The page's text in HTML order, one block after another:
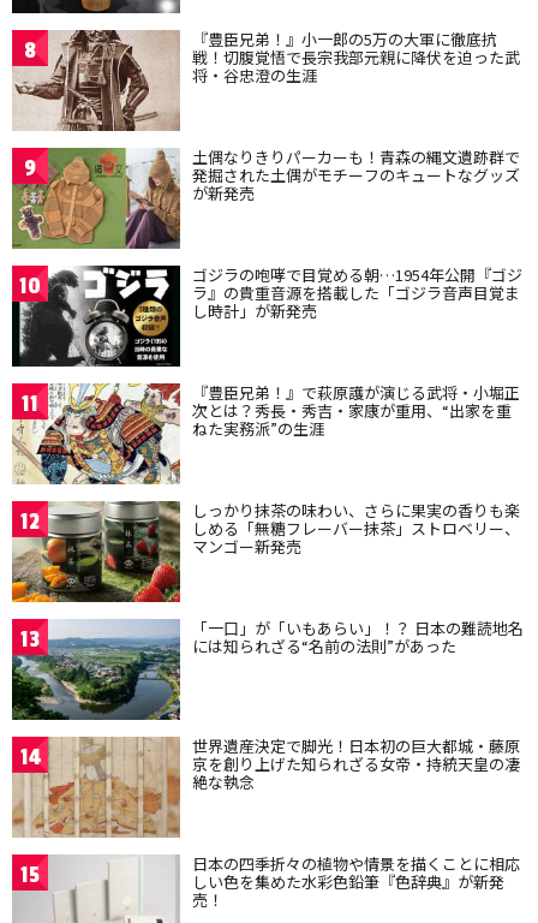
8 『豊臣兄弟！』小一郎の5万の大軍に徹底抗
戦！切腹覚悟で長宗我部元親に降伏を迫った武
将・谷忠澄の生涯
9 土偶なりきりパーカーも！青森の縄文遺跡群で
発掘された土偶がモチーフのキュートなグッズ
が新発売
10 ゴジラの咆哮で目覚める朝…1954年公開『ゴジ
ラ』の貴重音源を搭載した「ゴジラ音声目覚ま
し時計」が新発売
11 『豊臣兄弟！』で萩原護が演じる武将・小堀正
次とは？秀長・秀吉・家康が重用、“出家を重
ねた実務派”の生涯
12 しっかり抹茶の味わい、さらに果実の香りも楽
しめる「無糖フレーバー抹茶」ストロベリー、
マンゴー新発売
13 「一口」が「いもあらい」！？ 日本の難読地名
には知られざる“名前の法則”があった
14 世界遺産決定で脚光！日本初の巨大都城・藤原
京を創り上げた知られざる女帝・持統天皇の凄
絶な執念
15 日本の四季折々の植物や情景を描くことに相応
しい色を集めた水彩色鉛筆『色辞典』が新発
売！